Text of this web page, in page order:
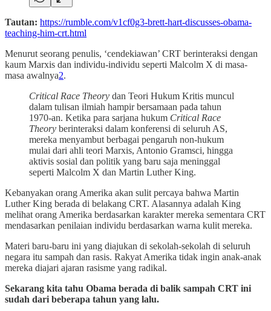
Tautan: https://rumble.com/v1cf0g3-brett-hart-discusses-obama-
teaching-him-crt.html
Menurut seorang penulis, ‘cendekiawan’ CRT berinteraksi dengan
kaum Marxis dan individu-individu seperti Malcolm X di masa-
masa awalnya2.
Critical Race Theory dan Teori Hukum Kritis muncul
dalam tulisan ilmiah hampir bersamaan pada tahun
1970-an. Ketika para sarjana hukum Critical Race
Theory berinteraksi dalam konferensi di seluruh AS,
mereka menyambut berbagai pengaruh non-hukum
mulai dari ahli teori Marxis, Antonio Gramsci, hingga
aktivis sosial dan politik yang baru saja meninggal
seperti Malcolm X dan Martin Luther King.
Kebanyakan orang Amerika akan sulit percaya bahwa Martin
Luther King berada di belakang CRT. Alasannya adalah King
melihat orang Amerika berdasarkan karakter mereka sementara CRT
mendasarkan penilaian individu berdasarkan warna kulit mereka.
Materi baru-baru ini yang diajukan di sekolah-sekolah di seluruh
negara itu sampah dan rasis. Rakyat Amerika tidak ingin anak-anak
mereka diajari ajaran rasisme yang radikal.
Sekarang kita tahu Obama berada di balik sampah CRT ini
sudah dari beberapa tahun yang lalu.